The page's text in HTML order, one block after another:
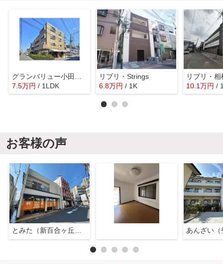
7.5万円 / 1LDK
リブリ・Strings
6.8万円 / 1K
リブリ・
10.1万円 /
お客様の声
とみた（新百合ヶ丘店） あんざい（